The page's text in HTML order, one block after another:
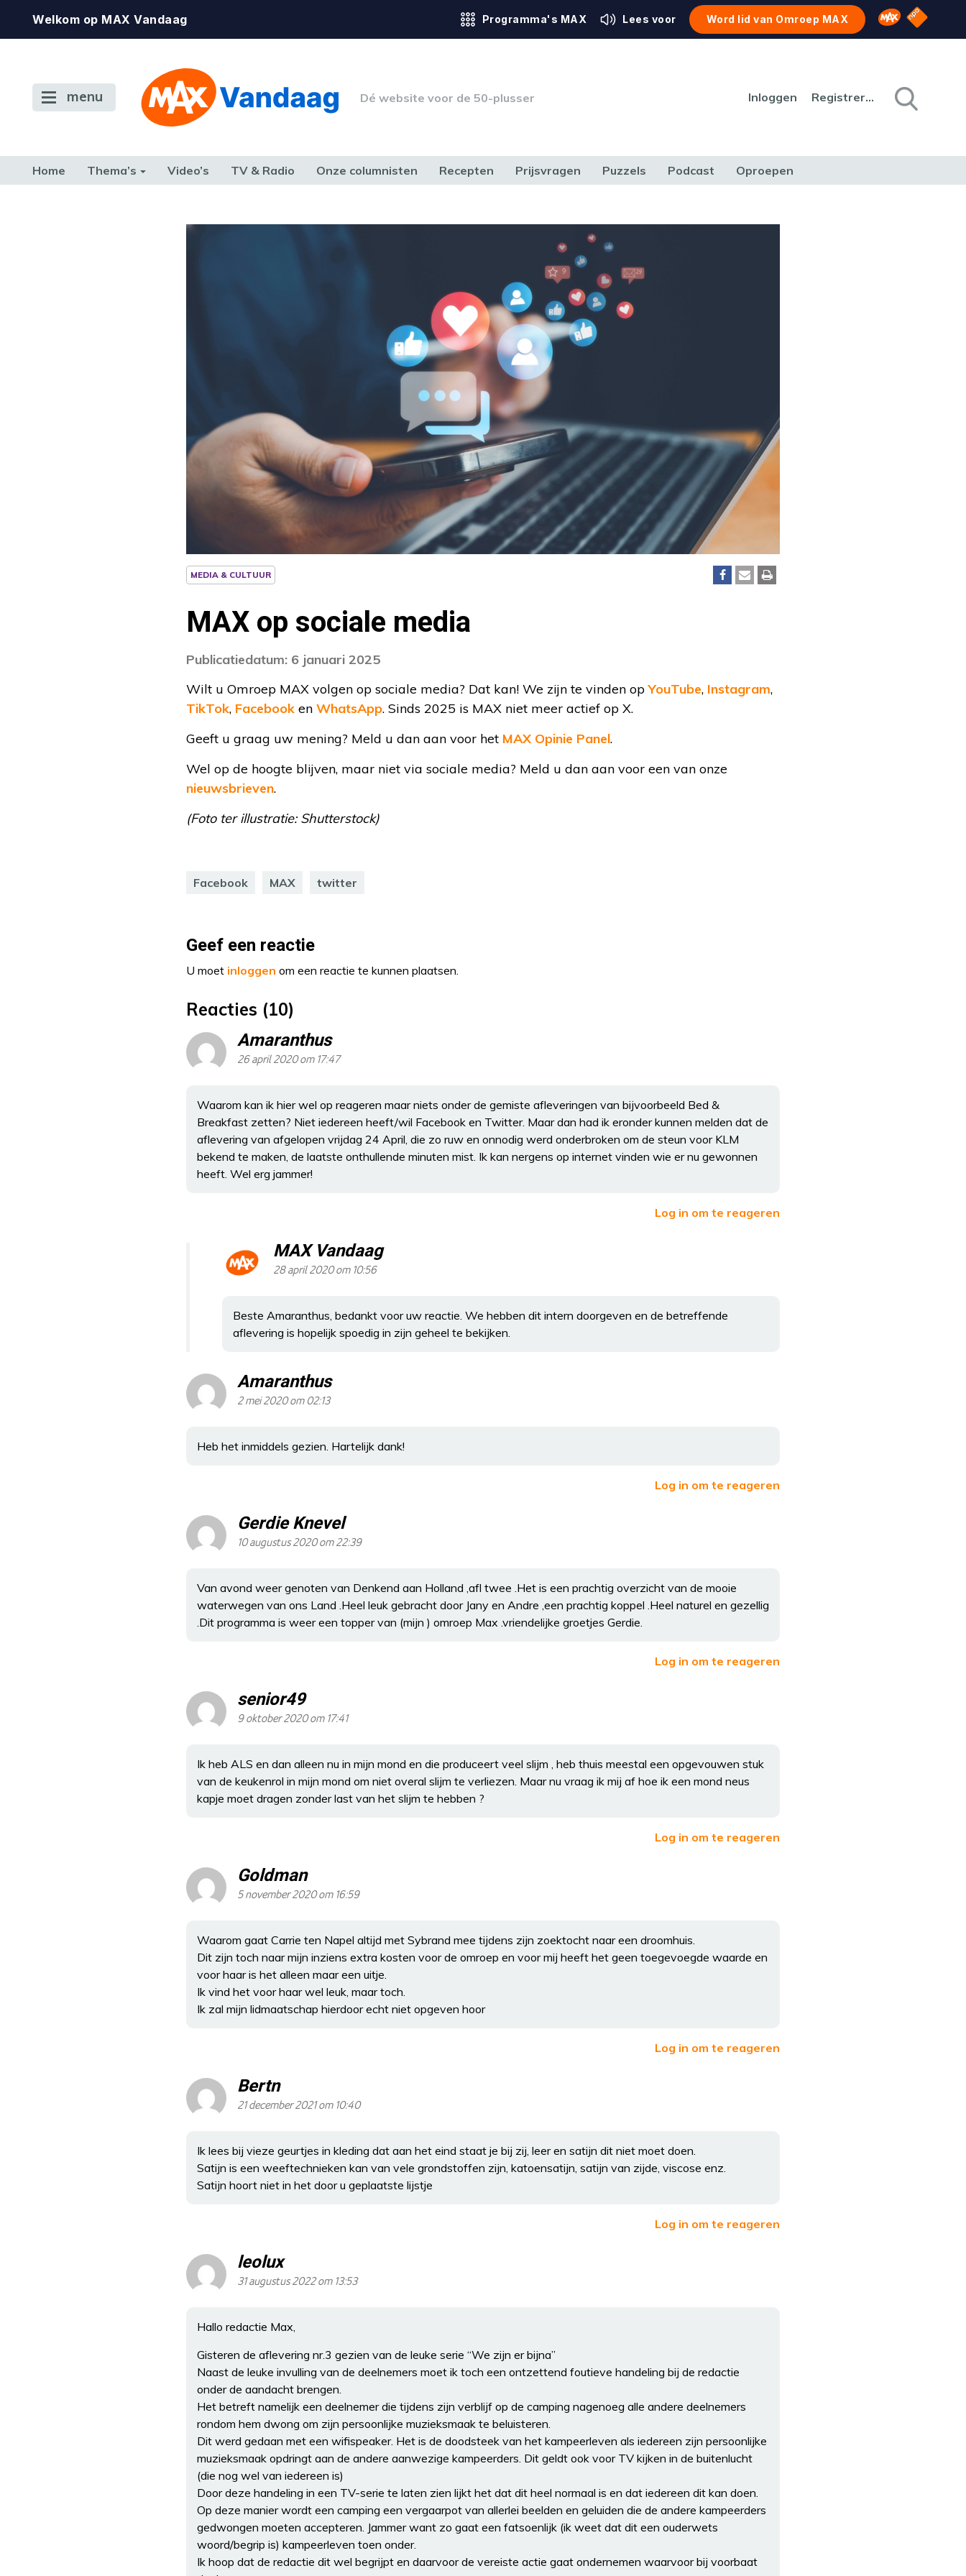
Welkom op MAX Vandaag Programma's MAX Lees voor Word lid van Omroep MAX Omroep MAX
NPO
menu Dé website voor de 50-plusser Inloggen Registreren
Home Thema’s Video’s TV & Radio Onze columnisten Recepten Prijsvragen Puzzels Podcast Oproepen
MEDIA & CULTUUR
MAX op sociale media
Publicatiedatum: 6 januari 2025
Wilt u Omroep MAX volgen op sociale media? Dat kan! We zijn te vinden opYouTube, Instagram,
TikTok, Facebook en WhatsApp. Sinds 2025 is MAX niet meer actief op X.
Geeft u graag uw mening? Meld u dan aan voor het MAX Opinie Panel.
Wel op de hoogte blijven, maar niet via sociale media? Meld u dan aan voor een van onze
nieuwsbrieven.
(Foto ter illustratie: Shutterstock)
Facebook MAX twitter
Geef een reactie
U moet inloggen om een reactie te kunnen plaatsen.
Reacties (10)
Amaranthus
26 april 2020 om 17:47
Waarom kan ik hier wel op reageren maar niets onder de gemiste afleveringen van bijvoorbeeld Bed &
Breakfast zetten? Niet iedereen heeft/wil Facebook en Twitter. Maar dan had ik eronder kunnen melden dat de
aflevering van afgelopen vrijdag 24 April, die zo ruw en onnodig werd onderbroken om de steun voor KLM
bekend te maken, de laatste onthullende minuten mist. Ik kan nergens op internet vinden wie er nu gewonnen
heeft. Wel erg jammer!
Log in om te reageren
MAX Vandaag
28 april 2020 om 10:56
Beste Amaranthus, bedankt voor uw reactie. We hebben dit intern doorgeven en de betreffende
aflevering is hopelijk spoedig in zijn geheel te bekijken.
Amaranthus
2 mei 2020 om 02:13
Heb het inmiddels gezien. Hartelijk dank!
Log in om te reageren
Gerdie Knevel
10 augustus 2020 om 22:39
Van avond weer genoten van Denkend aan Holland ,afl twee .Het is een prachtig overzicht van de mooie
waterwegen van ons Land .Heel leuk gebracht door Jany en Andre ,een prachtig koppel .Heel naturel en gezellig
.Dit programma is weer een topper van (mijn ) omroep Max .vriendelijke groetjes Gerdie.
Log in om te reageren
senior49
9 oktober 2020 om 17:41
Ik heb ALS en dan alleen nu in mijn mond en die produceert veel slijm , heb thuis meestal een opgevouwen stuk
van de keukenrol in mijn mond om niet overal slijm te verliezen. Maar nu vraag ik mij af hoe ik een mond neus
kapje moet dragen zonder last van het slijm te hebben ?
Log in om te reageren
Goldman
5 november 2020 om 16:59
Waarom gaat Carrie ten Napel altijd met Sybrand mee tijdens zijn zoektocht naar een droomhuis.
Dit zijn toch naar mijn inziens extra kosten voor de omroep en voor mij heeft het geen toegevoegde waarde en
voor haar is het alleen maar een uitje.
Ik vind het voor haar wel leuk, maar toch.
Ik zal mijn lidmaatschap hierdoor echt niet opgeven hoor
Log in om te reageren
Bertn
21 december 2021 om 10:40
Ik lees bij vieze geurtjes in kleding dat aan het eind staat je bij zij, leer en satijn dit niet moet doen.
Satijn is een weeftechnieken kan van vele grondstoffen zijn, katoensatijn, satijn van zijde, viscose enz.
Satijn hoort niet in het door u geplaatste lijstje
Log in om te reageren
leolux
31 augustus 2022 om 13:53
Hallo redactie Max,
Gisteren de aflevering nr.3 gezien van de leuke serie “We zijn er bijna”
Naast de leuke invulling van de deelnemers moet ik toch een ontzettend foutieve handeling bij de redactie
onder de aandacht brengen.
Het betreft namelijk een deelnemer die tijdens zijn verblijf op de camping nagenoeg alle andere deelnemers
rondom hem dwong om zijn persoonlijke muzieksmaak te beluisteren.
Dit werd gedaan met een wifispeaker. Het is de doodsteek van het kampeerleven als iedereen zijn persoonlijke
muzieksmaak opdringt aan de andere aanwezige kampeerders. Dit geldt ook voor TV kijken in de buitenlucht
(die nog wel van iedereen is)
Door deze handeling in een TV-serie te laten zien lijkt het dat dit heel normaal is en dat iedereen dit kan doen.
Op deze manier wordt een camping een vergaarpot van allerlei beelden en geluiden die de andere kampeerders
gedwongen moeten accepteren. Jammer want zo gaat een fatsoenlijk (ik weet dat dit een ouderwets
woord/begrip is) kampeerleven toen onder.
Ik hoop dat de redactie dit wel begrijpt en daarvoor de vereiste actie gaat ondernemen waarvoor bij voorbaat